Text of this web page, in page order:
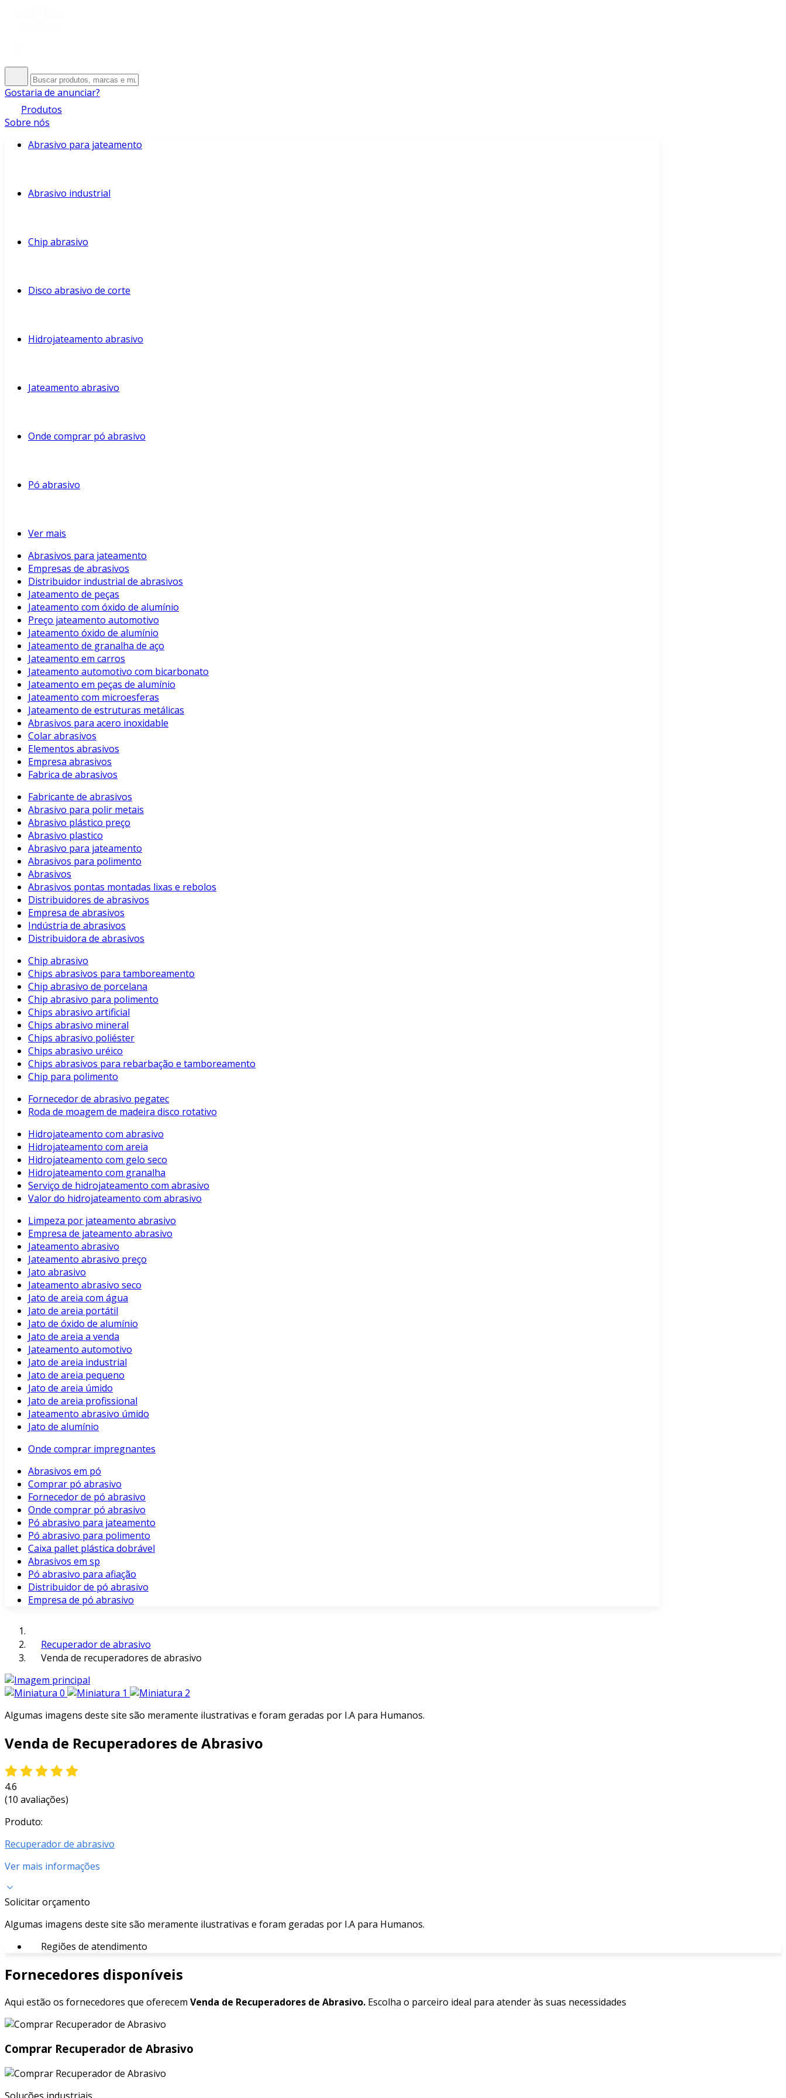
Gostaria de anunciar?
Produtos
Sobre nós
Abrasivo para jateamento
Abrasivo industrial
Chip abrasivo
Disco abrasivo de corte
Hidrojateamento abrasivo
Jateamento abrasivo
Onde comprar pó abrasivo
Pó abrasivo
Ver mais
Abrasivos para jateamento
Empresas de abrasivos
Distribuidor industrial de abrasivos
Jateamento de peças
Jateamento com óxido de alumínio
Preço jateamento automotivo
Jateamento óxido de alumínio
Jateamento de granalha de aço
Jateamento em carros
Jateamento automotivo com bicarbonato
Jateamento em peças de alumínio
Jateamento com microesferas
Jateamento de estruturas metálicas
Abrasivos para acero inoxidable
Colar abrasivos
Elementos abrasivos
Empresa abrasivos
Fabrica de abrasivos
Fabricante de abrasivos
Abrasivo para polir metais
Abrasivo plástico preço
Abrasivo plastico
Abrasivo para jateamento
Abrasivos para polimento
Abrasivos
Abrasivos pontas montadas lixas e rebolos
Distribuidores de abrasivos
Empresa de abrasivos
Indústria de abrasivos
Distribuidora de abrasivos
Chip abrasivo
Chips abrasivos para tamboreamento
Chip abrasivo de porcelana
Chip abrasivo para polimento
Chips abrasivo artificial
Chips abrasivo mineral
Chips abrasivo poliéster
Chips abrasivo uréico
Chips abrasivos para rebarbação e tamboreamento
Chip para polimento
Fornecedor de abrasivo pegatec
Roda de moagem de madeira disco rotativo
Hidrojateamento com abrasivo
Hidrojateamento com areia
Hidrojateamento com gelo seco
Hidrojateamento com granalha
Serviço de hidrojateamento com abrasivo
Valor do hidrojateamento com abrasivo
Limpeza por jateamento abrasivo
Empresa de jateamento abrasivo
Jateamento abrasivo
Jateamento abrasivo preço
Jato abrasivo
Jateamento abrasivo seco
Jato de areia com água
Jato de areia portátil
Jato de óxido de alumínio
Jato de areia a venda
Jateamento automotivo
Jato de areia industrial
Jato de areia pequeno
Jato de areia úmido
Jato de areia profissional
Jateamento abrasivo úmido
Jato de alumínio
Onde comprar impregnantes
Abrasivos em pó
Comprar pó abrasivo
Fornecedor de pó abrasivo
Onde comprar pó abrasivo
Pó abrasivo para jateamento
Pó abrasivo para polimento
Caixa pallet plástica dobrável
Abrasivos em sp
Pó abrasivo para afiação
Distribuidor de pó abrasivo
Empresa de pó abrasivo
Recuperador de abrasivo
Venda de recuperadores de abrasivo
Algumas imagens deste site são meramente ilustrativas e foram geradas por I.A para Humanos.
Venda de Recuperadores de Abrasivo
4.6
(10 avaliações)
Produto:
Recuperador de abrasivo
Ver mais informações
Solicitar orçamento
Algumas imagens deste site são meramente ilustrativas e foram geradas por I.A para Humanos.
Regiões de atendimento
Fornecedores disponíveis
Aqui estão os fornecedores que oferecem Venda de Recuperadores de Abrasivo. Escolha o parceiro ideal para atender às suas necessidades
Comprar Recuperador de Abrasivo